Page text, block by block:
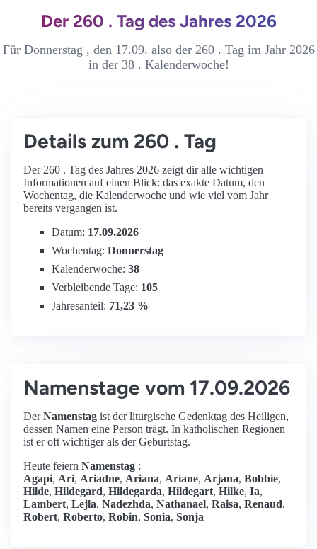
Der 260 . Tag des Jahres 2026
Für Donnerstag , den 17.09. also der 260 . Tag im Jahr 2026
in der 38 . Kalenderwoche!
Details zum 260 . Tag
Der 260 . Tag des Jahres 2026 zeigt dir alle wichtigen
Informationen auf einen Blick: das exakte Datum, den
Wochentag, die Kalenderwoche und wie viel vom Jahr
bereits vergangen ist.
Datum: 17.09.2026
Wochentag: Donnerstag
Kalenderwoche: 38
Verbleibende Tage: 105
Jahresanteil: 71,23 %
Namenstage vom 17.09.2026
DerNamenstag ist der liturgische Gedenktag des Heiligen,
dessen Namen eine Person trägt. In katholischen Regionen
ist er oft wichtiger als der Geburtstag.
Heute feiern Namenstag :
Agapi, Ari, Ariadne, Ariana, Ariane, Arjana, Bobbie,
Hilde, Hildegard, Hildegarda, Hildegart, Hilke, Ia,
Lambert, Lejla, Nadezhda, Nathanael, Raisa, Renaud,
Robert, Roberto, Robin, Sonia, Sonja